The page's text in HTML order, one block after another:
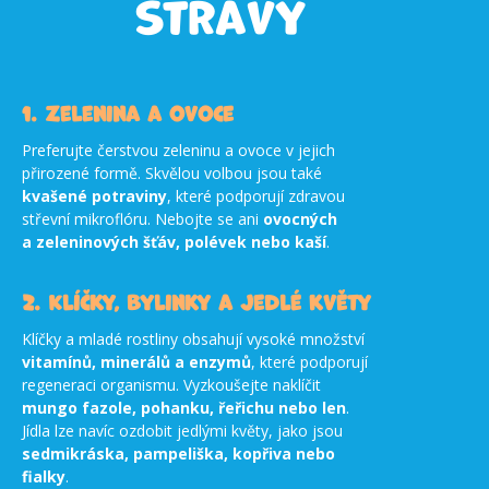
stravy
1. Zelenina a ovoce
Preferujte čerstvou zeleninu a ovoce v jejich
přirozené formě. Skvělou volbou jsou také
kvašené potraviny, které podporují zdravou
střevní mikroflóru. Nebojte se ani ovocných
a zeleninových šťáv, polévek nebo kaší.
2. Klíčky, bylinky a jedlé květy
Klíčky a mladé rostliny obsahují vysoké množství
vitamínů, minerálů a enzymů, které podporují
regeneraci organismu. Vyzkoušejte naklíčit
mungo fazole, pohanku, řeřichu nebo len.
Jídla lze navíc ozdobit jedlými květy, jako jsou
sedmikráska, pampeliška, kopřiva nebo
fialky.